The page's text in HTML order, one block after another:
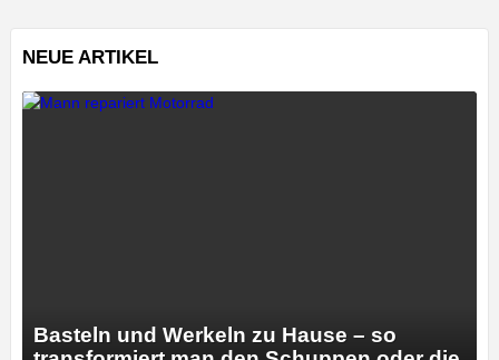
NEUE ARTIKEL
Basteln und Werkeln zu Hause – so